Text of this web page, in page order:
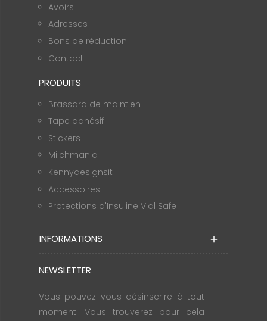
Avoirs
Adresses
Bons de réduction
Contact
PRODUITS
Brassard de maintien
Tape adhésif
Stickers
Milchmania
Kennydesignsit
Accessoires
Protections d'Insuline Vial Safe
INFORMATIONS add
NEWSLETTER
Vous pouvez vous désinscrire à tout
moment. Vous trouverez pour cela